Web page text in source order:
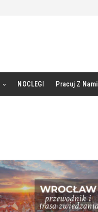
NOCLEGI Pracuj Z Nami